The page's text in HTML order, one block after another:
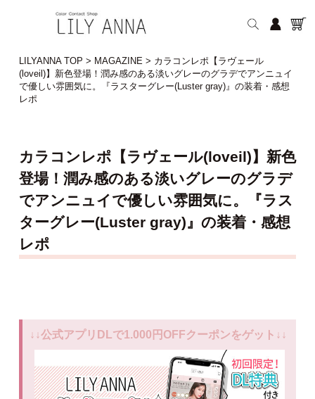
LILYANNA TOP > MAGAZINE> カラコンレポ【ラヴェール
(loveil)】新色登場！潤み感のある淡いグレーのグラデでアンニュイ
で優しい雰囲気に。『ラスターグレー(Luster gray)』の装着・感想
レポ
カラコンレポ【ラヴェール(loveil)】新色
登場！潤み感のある淡いグレーのグラデ
でアンニュイで優しい雰囲気に。『ラス
ターグレー(Luster gray)』の装着・感想
レポ
↓↓公式アプリDLで1.000円OFFクーポンをゲット↓↓